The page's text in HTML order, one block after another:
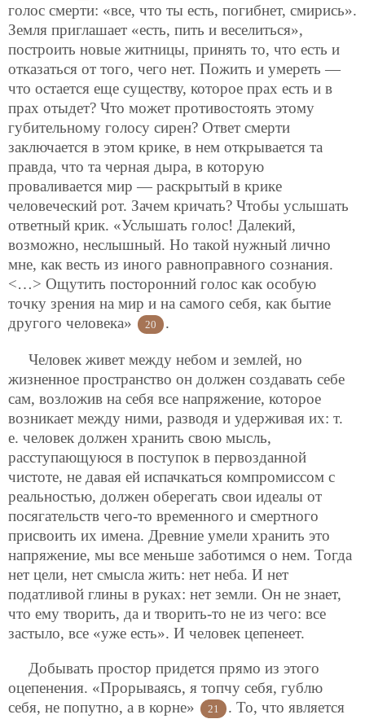
голос смерти: «все, что ты есть, погибнет, смирись».
Земля приглашает «есть, пить и веселиться»,
построить новые житницы, принять то, что есть и
отказаться от того, чего нет. Пожить и умереть —
что остается еще существу, которое прах есть и в
прах отыдет? Что может противостоять этому
губительному голосу сирен? Ответ смерти
заключается в этом крике, в нем открывается та
правда, что та черная дыра, в которую
проваливается мир — раскрытый в крике
человеческий рот. Зачем кричать? Чтобы услышать
ответный крик. «Услышать голос! Далекий,
возможно, неслышный. Но такой нужный лично
мне, как весть из иного равноправного сознания.
<…> Ощутить посторонний голос как особую
точку зрения на мир и на самого себя, как бытие
другого человека»
20 .
Человек живет между небом и землей, но
жизненное пространство он должен создавать себе
сам, возложив на себя все напряжение, которое
возникает между ними, разводя и удерживая их: т.
е. человек должен хранить свою мысль,
расступающуюся в поступок в первозданной
чистоте, не давая ей испачкаться компромиссом с
реальностью, должен оберегать свои идеалы от
посягательств чего-то временного и смертного
присвоить их имена. Древние умели хранить это
напряжение, мы все меньше заботимся о нем. Тогда
нет цели, нет смысла жить: нет неба. И нет
податливой глины в руках: нет земли. Он не знает,
что ему творить, да и творить-то не из чего: все
застыло, все «уже есть». И человек цепенеет.
Добывать простор придется прямо из этого
оцепенения. «Прорываясь, я топчу себя, гублю
себя, не попутно, а в корне»
21
. То, что является